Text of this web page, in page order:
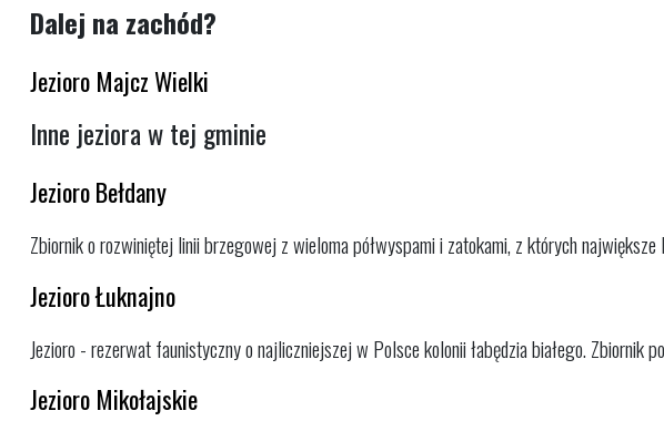
Dalej na zachód?
Jezioro Majcz Wielki
Inne jeziora w tej gminie
Jezioro Bełdany
Zbiornik o rozwiniętej linii brzegowej z wieloma półwyspami i zatokami, z których największe
Jezioro Łuknajno
Jezioro - rezerwat faunistyczny o najliczniejszej w Polsce kolonii łabędzia białego. Zbiornik
Jezioro Mikołajskie